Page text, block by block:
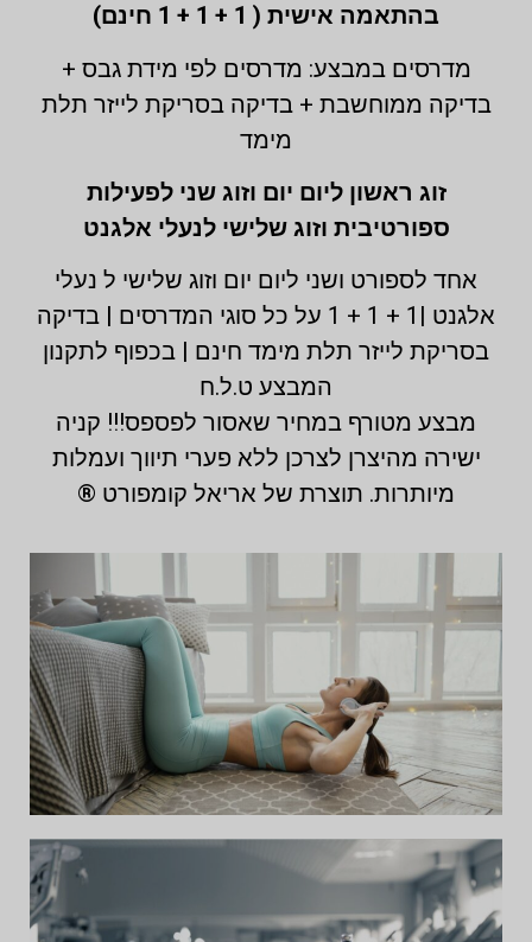
בהתאמה אישית ( 1 + 1 + 1 חינם)
מדרסים במבצע: מדרסים לפי מידת גבס +
בדיקה ממוחשבת + בדיקה בסריקת לייזר תלת
מימד
זוג ראשון ליום יום וזוג שני לפעילות
ספורטיבית וזוג שלישי לנעלי אלגנט
אחד לספורט ושני ליום יום וזוג שלישי ל נעלי
אלגנט |1 + 1 + 1 על כל סוגי המדרסים | בדיקה
בסריקת לייזר תלת מימד חינם | בכפוף לתקנון
המבצע ט.ל.ח
מבצע מטורף במחיר שאסור לפספס!!! קניה
ישירה מהיצרן לצרכן ללא פערי תיווך ועמלות
מיותרות. תוצרת של אריאל קומפורט ®